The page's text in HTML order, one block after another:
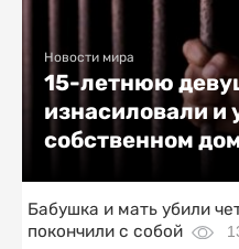
Новости мира
15-летнюю
изнасиловали и
собственном
Бабушка и мать убили
покончили с собой